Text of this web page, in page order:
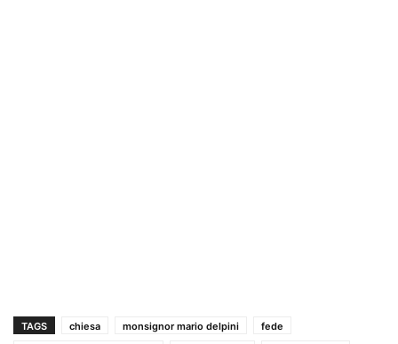
TAGS chiesa monsignor mario delpini
fede